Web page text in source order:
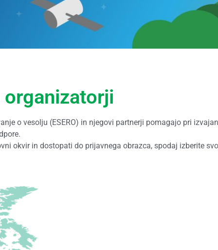
o vesolju (ESERO) in njegovi partnerji pomagajo pri
okvir in dostopati do prijavnega obrazca, spodaj izberite